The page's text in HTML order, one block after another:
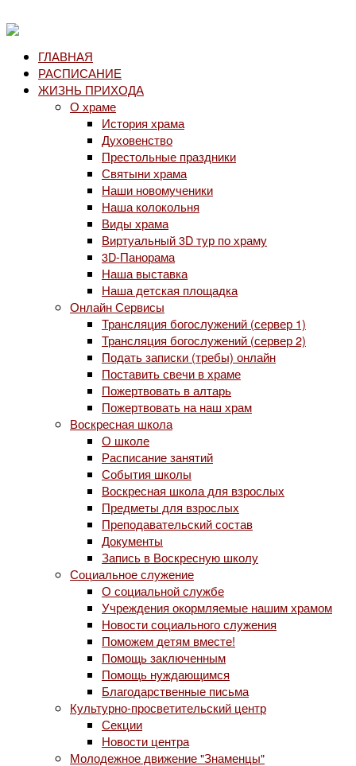
ГЛАВНАЯ
РАСПИСАНИЕ
ЖИЗНЬ ПРИХОДА
О храме
История храма
Духовенство
Престольные праздники
Святыни храма
Наши новомученики
Наша колокольня
Виды храма
Виртуальный 3D тур по храму
3D-Панорама
Наша выставка
Наша детская площадка
Онлайн Сервисы
Трансляция богослужений (сервер 1)
Трансляция богослужений (сервер 2)
Подать записки (требы) онлайн
Поставить свечи в храме
Пожертвовать в алтарь
Пожертвовать на наш храм
Воскресная школа
О школе
Расписание занятий
События школы
Воскресная школа для взрослых
Предметы для взрослых
Преподавательский состав
Документы
Запись в Воскресную школу
Социальное служение
О социальной службе
Учреждения окормляемые нашим храмом
Новости социального служения
Поможем детям вместе!
Помощь заключенным
Помощь нуждающимся
Благодарственные письма
Культурно-просветительский центр
Секции
Новости центра
Молодежное движение "Знаменцы"